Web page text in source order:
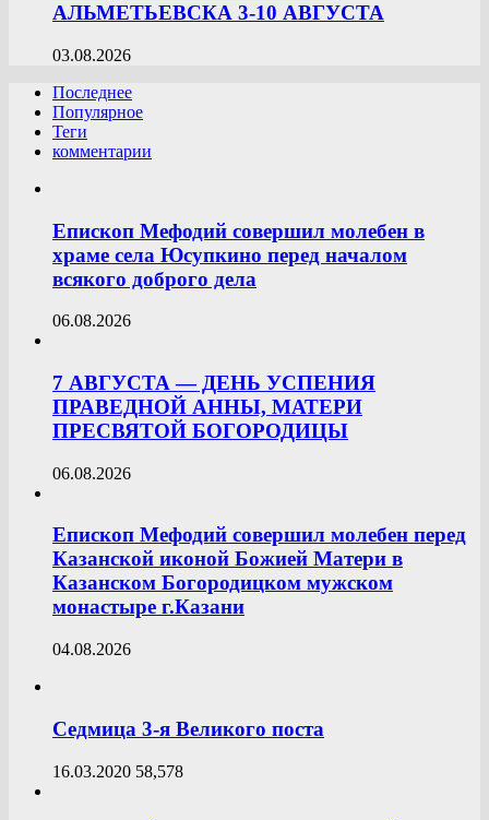
АЛЬМЕТЬЕВСКА 3-10 АВГУСТА
03.08.2026
Последнее
Популярное
Теги
комментарии
Епископ Мефодий совершил молебен в
храме села Юсупкино перед началом
всякого доброго дела
06.08.2026
7 АВГУСТА — ДЕНЬ УСПЕНИЯ
ПРАВЕДНОЙ АННЫ, МАТЕРИ
ПРЕСВЯТОЙ БОГОРОДИЦЫ
06.08.2026
Епископ Мефодий совершил молебен перед
Казанской иконой Божией Матери в
Казанском Богородицком мужском
монастыре г.Казани
04.08.2026
Седмица 3-я Великого поста
16.03.2020 58,578